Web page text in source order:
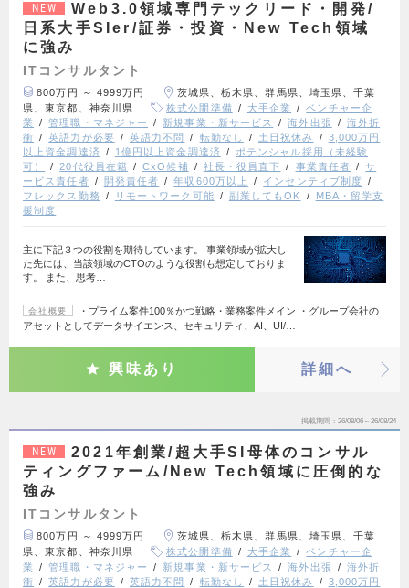
NEW
Web3.0領域専門テックリード・開発/
日系大手SIer/証券・投資・New Tech領域
に強み
ITコンサルタント
800万円 ～ 4999万円
茨城県、栃木県、群馬県、埼玉県、千葉
県、東京都、神奈川県
株式公開準備 大手企業
ベンチャー企
業
管理職・マネジャー 新規事業・新サービス 海外出張
海外折
衝
英語力が必要 英語力不問 転勤なし 土日祝休み
3,000万円
以上資金調達済
1億円以上資金調達済
ポテンシャル採用（未経験
可）
20代役員在籍 CxO候補 社長・役員直下 事業責任者
サ
ービス責任者
開発責任者 年収600万以上
インセンティブ制度
フレックス勤務
リモートワーク可能 副業してもOK
MBA・留学支
援制度
主に下記３つの役割を期待しています。 事業領域が拡大し
た先には、当該領域のCTOのような役割も想定しておりま
す。 また、思考…
会社概要
・プライム案件100％かつ戦略・業務案件メイン ・グループ会社の
アセットとしてデータサイエンス、セキュリティ、AI、UI/…
興味あり 詳細へ
掲載期間 26/08/06～26/08/24
NEW
2021年創業/超大手SI母体のコンサル
ティングファーム/New Tech領域に圧倒的な
強み
ITコンサルタント
800万円 ～ 4999万円
茨城県、栃木県、群馬県、埼玉県、千葉
県、東京都、神奈川県
株式公開準備 大手企業
ベンチャー企
業
管理職・マネジャー 新規事業・新サービス 海外出張
海外折
衝
英語力が必要 英語力不問 転勤なし 土日祝休み
3,000万円